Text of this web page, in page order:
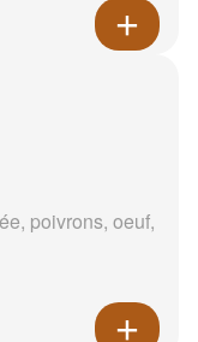
poivrons, oeuf,